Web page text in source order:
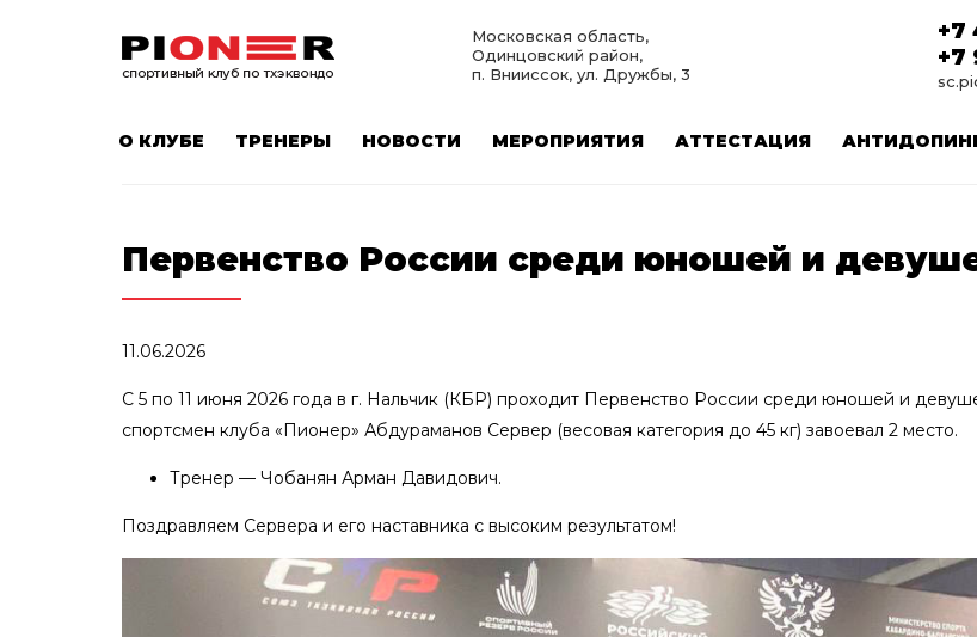
Московская область,
Одинцовский район,
п. Внииссок, ул. Дружбы, 3
+7
+7
О КЛУБЕ ТРЕНЕРЫ НОВОСТИ МЕРОПРИЯТИЯ АТТЕСТАЦИЯ
Первенство России среди юношей и
11.06.2026
С 5 по 11 июня 2026 года в г. Нальчик (КБР) проходит Первенство России среди юношей и
спортсмен клуба «Пионер» Абдураманов Сервер (весовая категория до 45 кг) завоевал 2 место.
Тренер — Чобанян Арман Давидович.
Поздравляем Сервера и его наставника с высоким результатом!